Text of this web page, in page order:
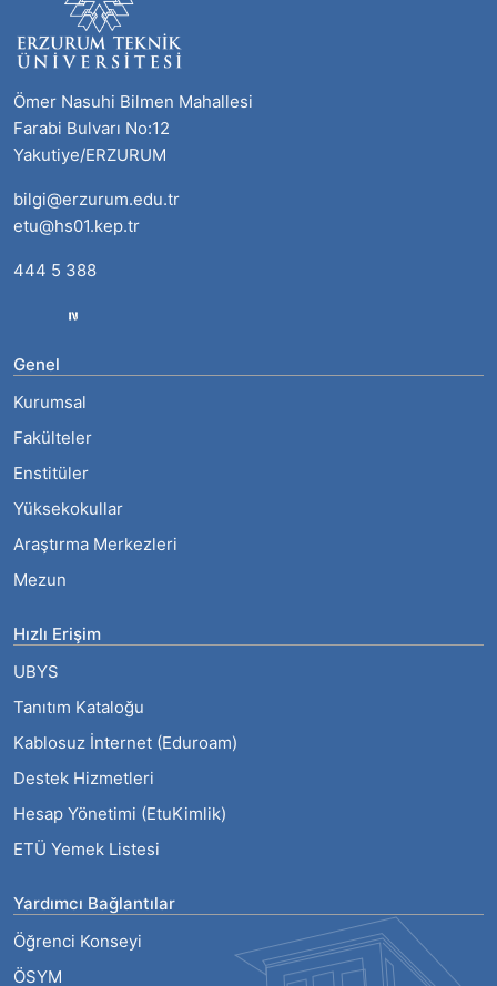
Ömer Nasuhi Bilmen Mahallesi
Farabi Bulvarı No:12
Yakutiye/ERZURUM
bilgi@erzurum.edu.tr
etu@hs01.kep.tr
444 5 388
Genel
Kurumsal
Fakülteler
Enstitüler
Yüksekokullar
Araştırma Merkezleri
Mezun
Hızlı Erişim
UBYS
Tanıtım Kataloğu
Kablosuz İnternet (Eduroam)
Destek Hizmetleri
Hesap Yönetimi (EtuKimlik)
ETÜ Yemek Listesi
Yardımcı Bağlantılar
Öğrenci Konseyi
ÖSYM